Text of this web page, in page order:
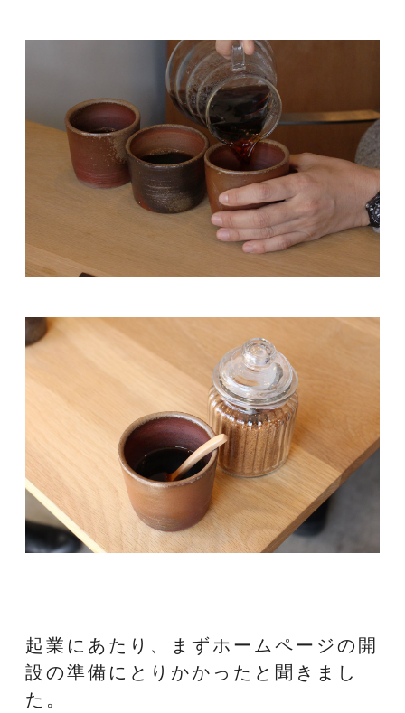
起業にあたり、まずホームページの開
設の準備に とりかかったと聞きまし
た。